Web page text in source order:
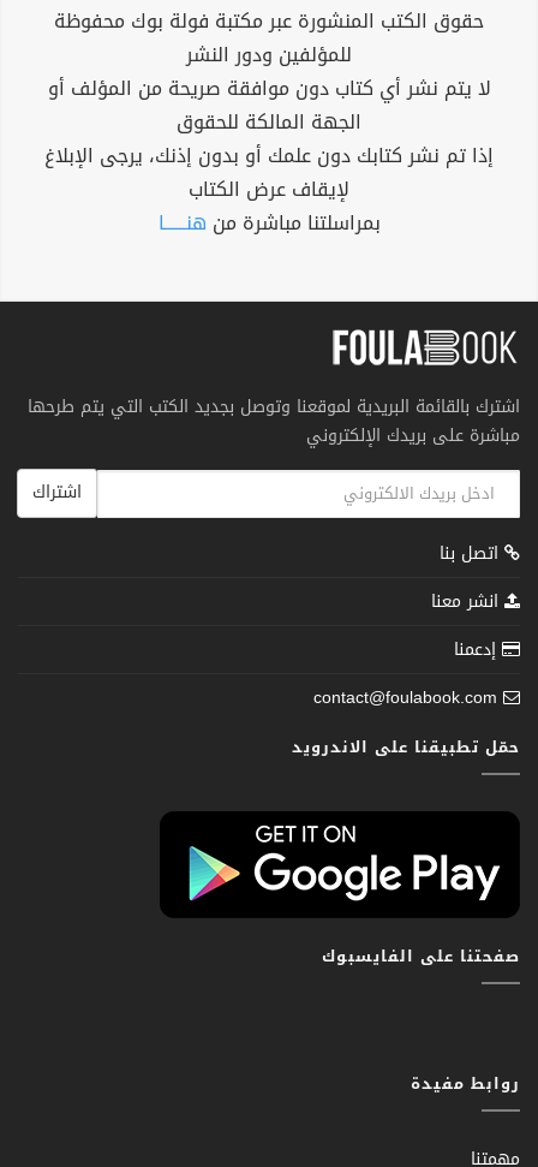
حقوق الكتب المنشورة عبر مكتبة فولة بوك محفوظة
للمؤلفين ودور النشر
لا يتم نشر أي كتاب دون موافقة صريحة من المؤلف أو
الجهة المالكة للحقوق
إذا تم نشر كتابك دون علمك أو بدون إذنك، يرجى الإبلاغ
لإيقاف عرض الكتاب
بمراسلتنا مباشرة من هنــــــا
اشترك بالقائمة البريدية لموقعنا وتوصل بجديد الكتب التي يتم طرحها
مباشرة على بريدك الإلكتروني
اشتراك
اتصل بنا
انشر معنا
إدعمنا
contact@foulabook.com
حمّل تطبيقنا على الاندرويد
صفحتنا على الفايسبوك
روابط مفيدة
مهمتنا